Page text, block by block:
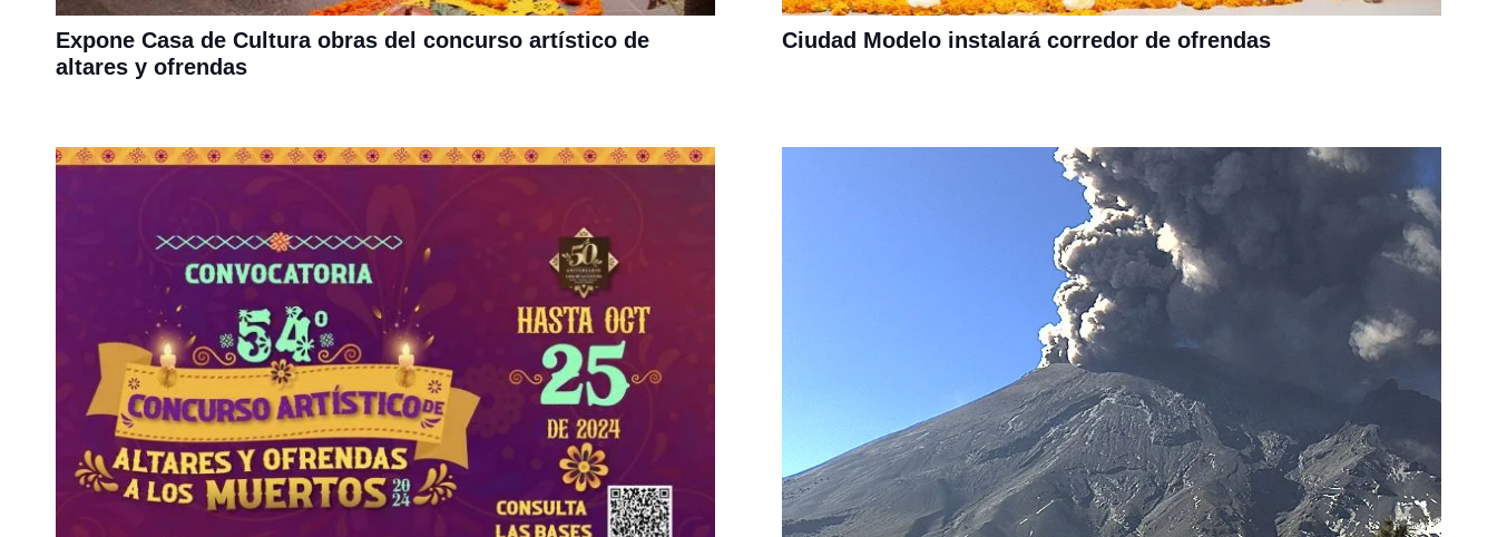
Expone Casa de Cultura obras del concurso artístico de
altares y ofrendas
Ciudad Modelo instalará corredor de ofrendas